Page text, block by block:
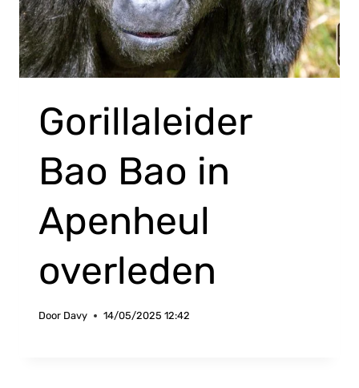
Gorillaleider
Bao Bao in
Apenheul
overleden
Door Davy 14/05/2025 12:42